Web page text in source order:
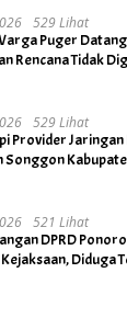
529 Lihat
Puger
Rencana Tidak
529 Lihat
Provider
Songgon
521 Lihat
DPRD
Diduga